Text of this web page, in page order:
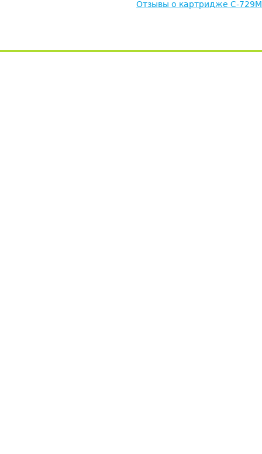
Отзывы о картридже C-729M